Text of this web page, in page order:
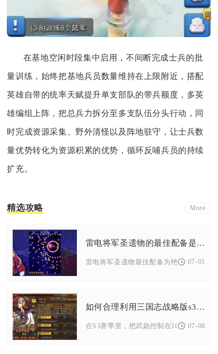
在基地空闲时段集中启用，不间断完成士兵的批
量训练，始终把基地兵员数量维持在上限附近，搭配
英雄自带的统率天赋提升单支部队的带兵额度，多英
雄编组上阵，把总兵力拆分至多支队伍分头行动，同
时完成资源采集、野外清怪以及阵地驻守，让士兵数
量优势转化为资源积累的优势，循环反哺兵员的持续
扩充。
精选攻略 More
雷电将军圣遗物的最佳配备是什么
雷电将军圣遗物最佳配备为绝缘之旗印四
07-01
如何合理利用三国志战略版s3武勋提升经验
在S3赛季里，把武勋控制在100万到200
07-08